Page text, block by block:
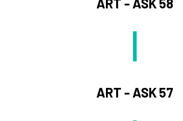
ART - ASK 57